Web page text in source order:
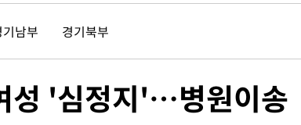
기남부 경기북부
성 '심정지'…병원이송